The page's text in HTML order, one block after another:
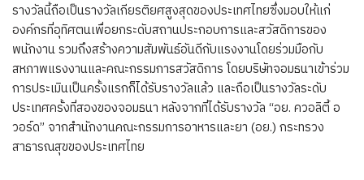
รางวัลนี้ถือเป็นรางวัลเกียรติยศสูงสุดของประเทศไทยซึ่งมอบให้แก่
องค์กรที่อุทิศตนเพื่อยกระดับสถานประกอบการและสวัสดิการของ
พนักงาน รวมถึงสร้างความสัมพันธ์อันดีกับแรงงานโดยร่วมมือกับ
สหภาพแรงงานและคณะกรรมการสวัสดิการ โดยบริษัทจอมธนาเข้าร่วม
การประเมินเป็นครั้งแรกก็ได้รับรางวัลแล้ว และถือเป็นรางวัลระดับ
ประเทศครั้งที่สองของจอมธนา หลังจากที่ได้รับรางวัล “อย. ควอลิตี้ อ
วอร์ด” จากสำนักงานคณะกรรมการอาหารและยา (อย.) กระทรวง
สาธารณสุขของประเทศไทย